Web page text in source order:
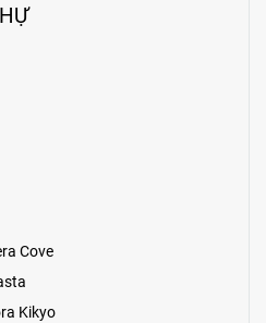
Cove
Kikyo